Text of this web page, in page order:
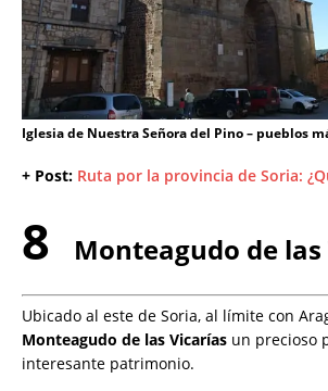
Iglesia de Nuestra Señora del Pino – pueblos
+ Post: Ruta por la provincia de Soria:
8 Monteagudo de
Ubicado al este de Soria, al límite con
Monteagudo de las Vicarías un precioso
interesante patrimonio.